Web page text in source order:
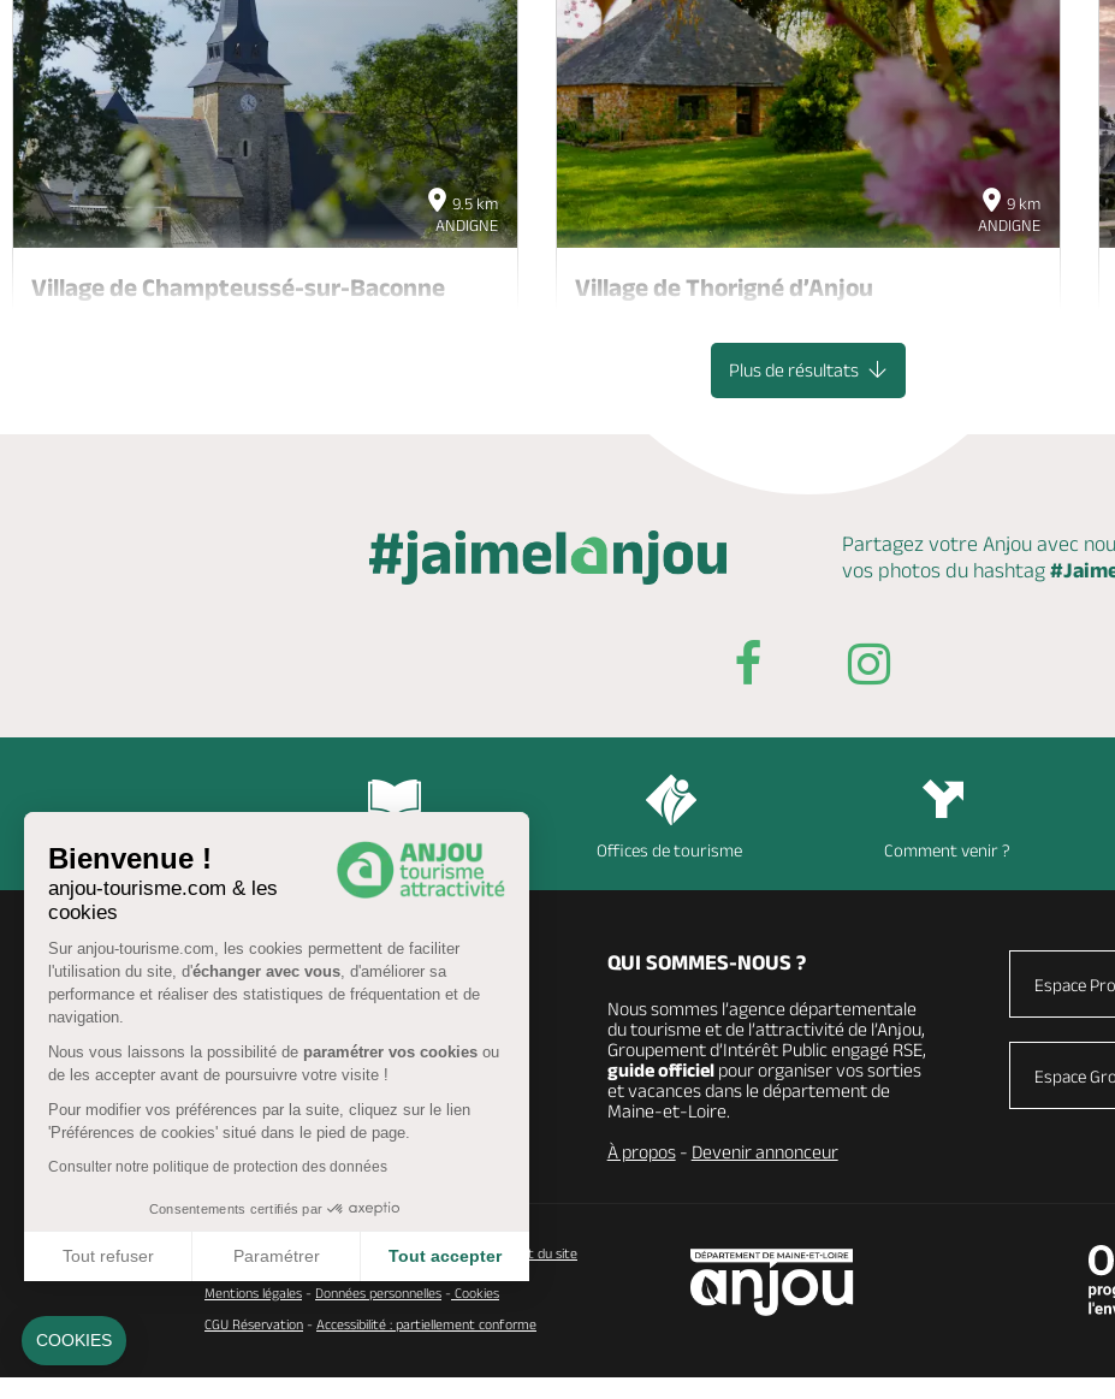
Bienvenue !
anjou-tourisme.com & les
cookies
Sur anjou-tourisme.com, les cookies permettent de faciliter
l'utilisation du site, d'échanger avec vous, d'améliorer sa
performance et réaliser des statistiques de fréquentation et de
navigation.
Nous vous laissons la possibilité de paramétrer vos cookies ou
de les accepter avant de poursuivre votre visite !
Pour modifier vos préférences par la suite, cliquez sur le lien
'Préférences de cookies' situé dans le pied de page.
Consulter notre politique de protection des données
Consentements certifiés par
Tout refuser Paramétrer Tout accepter
Plateforme de Gestion du Consentement : Personnalisez vos Options
Notre plateforme vous permet d'adapter et de gérer vos paramètres de confidentialité, en garantissant la conformité
COOKIES
9.5 km
ANDIGNE
Village de Champteussé-sur-Baconne
9 km
ANDIGNE
Village de Thorigné d’Anjou
Plus de résultats
Partagez votre Anjou avec
vos photos du hashtag
Brochures & Cartes Offices de tourisme Comment venir ?
QUI SOMMES-NOUS ?
Nous sommes l’agence départementale
du tourisme et de l’attractivité de l’Anjou,
Groupement d’Intérêt Public engagé RSE,
guide officielpour organiser vos sorties
et vacances dans le département de
Maine-et-Loire.
À propos- Devenir annonceur
Espace Pro
Espace
© Anjou tourisme 2026 - Plan du site-Fonctionnement du site
Mentions légales - Données personnelles - Cookies
CGU Réservation - Accessibilité : partiellement conforme